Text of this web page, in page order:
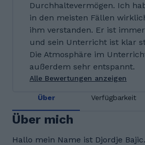
Durchhaltevermögen. Ich
in den meisten Fällen
ihm verstanden. Er ist
und sein Unterricht ist klar
Die Atmosphäre im
außerdem sehr entspannt.
Alle Bewertungen anzeigen
Über Verfügbarkeit
Über mich
Hallo mein Name ist Djordje